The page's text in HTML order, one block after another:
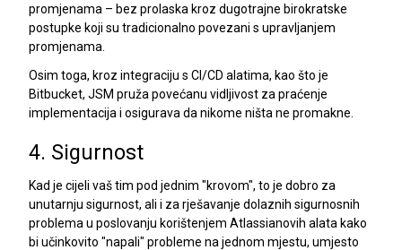
promjenama – bez prolaska kroz dugotrajne birokratske
postupke koji su tradicionalno povezani s upravljanjem
promjenama.
Osim toga, kroz integraciju s CI/CD alatima, kao što je
Bitbucket, JSM pruža povećanu vidljivost za praćenje
implementacija i osigurava da nikome ništa ne promakne.
4. Sigurnost
Kad je cijeli vaš tim pod jednim "krovom", to je dobro za
unutarnju sigurnost, ali i za rješavanje dolaznih sigurnosnih
problema u poslovanju korištenjem Atlassianovih alata kako
bi učinkovito "napali" probleme na jednom mjestu, umjesto